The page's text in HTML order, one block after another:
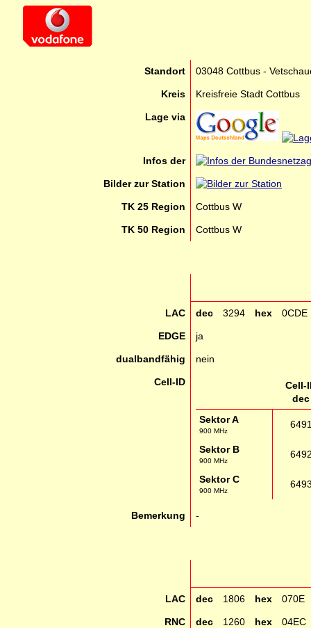
Standort 03048 Cottbus -
Kreis Kreisfreie Stadt Cottbus
Lage via
Infos der
Bilder zur Station
TK 25 Region Cottbus W
TK 50 Region Cottbus W
LAC dec 3294 hex 0CDE
EDGE ja
dualbandfähig nein
Cell-ID
Cell-
dec
Sektor A
900 MHz
Sektor B
900 MHz
Sektor C
900 MHz
Bemerkung -
LAC dec 1806 hex 070E
RNC dec 1260 hex 04EC